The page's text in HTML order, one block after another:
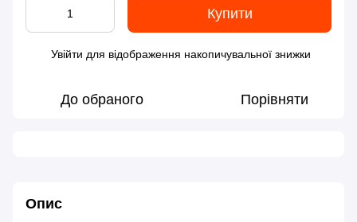
Купити
Увійти для відображення накопичувальної знижки
До обраного Порівняти
Опис